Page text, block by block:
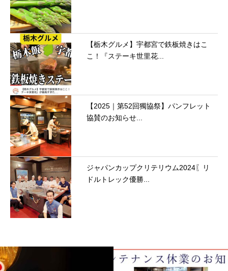
【栃木グルメ】宇都宮で鉄板焼きはこ
こ！『ステーキ世里花...
【2025｜第52回獨協祭】パンフレット
協賛のお知らせ...
ジャパンカップクリテリウム2024〖リ
ドルトレック優勝...